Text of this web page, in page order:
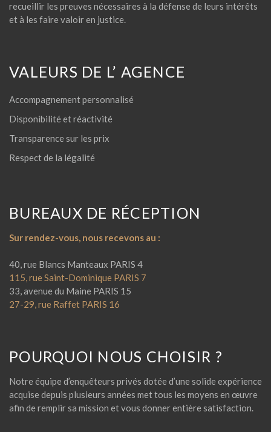
recueillir les preuves nécessaires à la défense de leurs intérêts
et à les faire valoir en justice.
VALEURS DE L’ AGENCE
Accompagnement personnalisé
Disponibilité et réactivité
Transparence sur les prix
Respect de la légalité
BUREAUX DE RÉCEPTION
Sur rendez-vous, nous recevons au :
40, rue Blancs Manteaux PARIS 4
115, rue Saint-Dominique PARIS 7
33, avenue du Maine PARIS 15
27-29, rue Raffet PARIS 16
POURQUOI NOUS CHOISIR ?
Notre équipe d’enquêteurs privés dotée d’une solide expérience
acquise depuis plusieurs années met tous les moyens en œuvre
afin de remplir sa mission et vous donner entière satisfaction.